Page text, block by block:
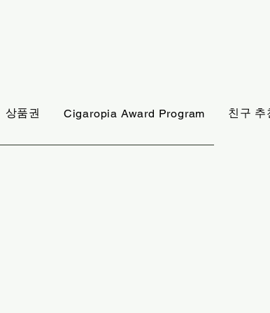
상품권 Cigaropia Award Program 친구 추